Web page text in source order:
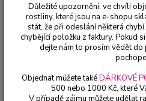
Trvalky
Vlčí bob (Lupinus
kusovém balení
Vlčí bob
žlutá - cena za
balení
Důležité upozornění: ve chvíli
rostliny, které jsou na e-shopu
stát, že při odeslání některá
chybějící položku z faktury. Pokud
dejte nám to prosím vědět do
Objednat můžete takéDÁRKOVÉ
500 nebo 1000 Kč, které
V případě zájmu můžete udělat